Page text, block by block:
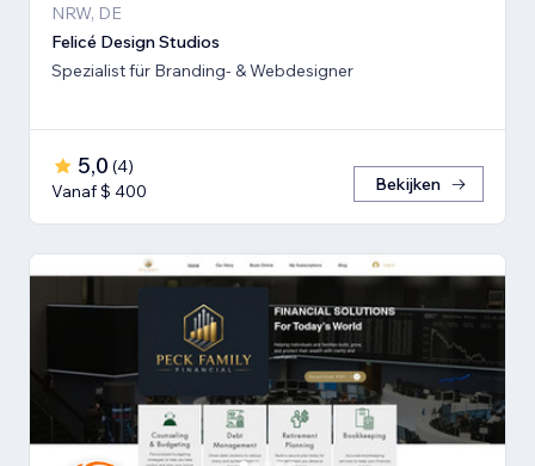
NRW, DE
Felicé Design Studios
Spezialist für Branding- & Webdesigner
5,0 (4)
Vanaf $ 400
Bekijken